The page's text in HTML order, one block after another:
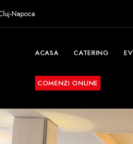
Napoca
ACASA CATERING
COMENZI ONLINE